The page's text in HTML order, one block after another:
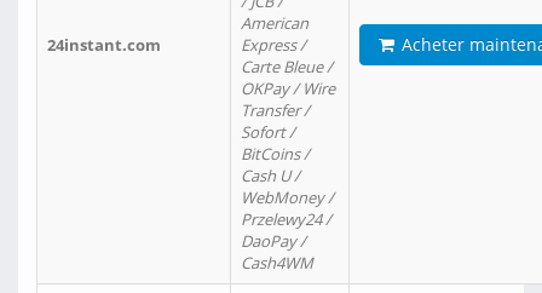
24instant.com
American
Express /
Carte Bleue /
OKPay / Wire
Transfer /
Sofort /
BitCoins /
Cash U /
WebMoney /
Przelewy24 /
DaoPay /
Cash4WM
Acheter